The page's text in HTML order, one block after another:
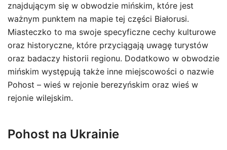
znajdującym się w obwodzie mińskim, które jest
ważnym punktem na mapie tej części Białorusi.
Miasteczko to ma swoje specyficzne cechy kulturowe
oraz historyczne, które przyciągają uwagę turystów
oraz badaczy historii regionu. Dodatkowo w obwodzie
mińskim występują także inne miejscowości o nazwie
Pohost – wieś w rejonie berezyńskim oraz wieś w
rejonie wilejskim.
Pohost na Ukrainie